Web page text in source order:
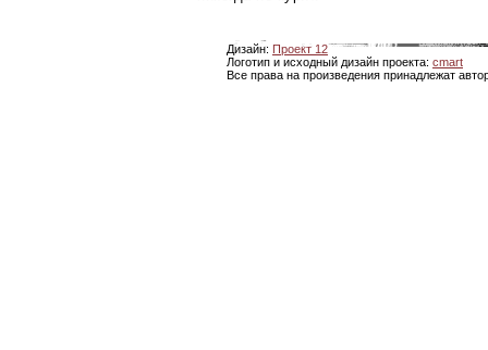
Дизайн: Проект 12
Логотип и исходный дизайн проекта: cmart
Все права на произведения принадлежат